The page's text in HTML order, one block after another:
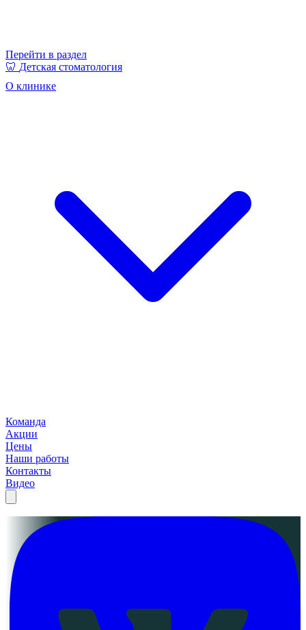
Перейти в раздел
🦷 Детская стоматология
О клинике
Команда
Акции
Цены
Наши работы
Контакты
Видео